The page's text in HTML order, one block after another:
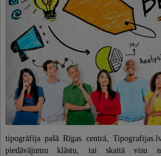
tipogrāfija pašā Rīgas centrā,
piedāvājumu klāstu, tai skaitā visu